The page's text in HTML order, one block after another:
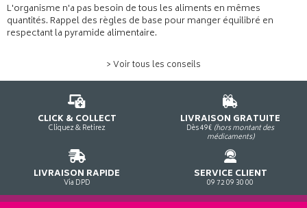
L'organisme n'a pas besoin de tous les aliments en mêmes
quantités. Rappel des règles de base pour manger équilibré en
respectant la pyramide alimentaire.
> Voir tous les conseils
CLICK & COLLECT
Cliquez & Retirez
LIVRAISON GRATUITE
Dès 49€ (hors montant des
médicaments)
LIVRAISON RAPIDE
Via DPD
SERVICE CLIENT
09 72 09 30 00